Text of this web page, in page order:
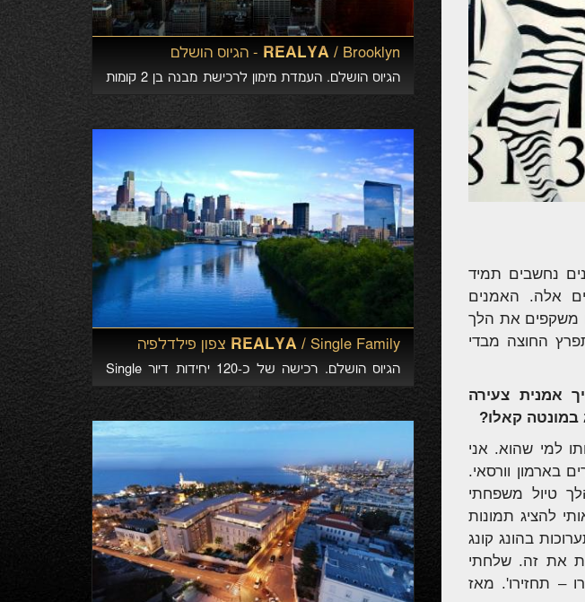
נחשבים תמיד
אלה. האמנים
משקפים את הלך
החוצה מבדי
אמנית צעירה
קאלו?
למי שהוא. אני
בארמון וורסאי.
טיול משפחתי
להציג תמונות
בהונג קונג
את זה. שלחתי
תמכרו – תחזירו'. מאז
REALYA / Brooklyn - הגיוס הושלם
הגיוס הושלם. העמדת מימון לרכישת מבנה בן 2 קומות
להריסה חלקית והקמת מבנה מגורים בן 4 קומות הכולל
REALYA / Single Family צפון פילדלפיה
הגיוס הושלם. רכישה של כ-120 יחידות דיור Single
Family להשבחה, השכרה ומימוש במסגרת התכנית
הממשלתית (HUD, Section 8) בשכונות הנמצאות
במרחק של כ-5 קמ מצפון למרכז העיר פילדלפיה,
פנסילבניה. הגיוס הושלם בהצלחה רבה!